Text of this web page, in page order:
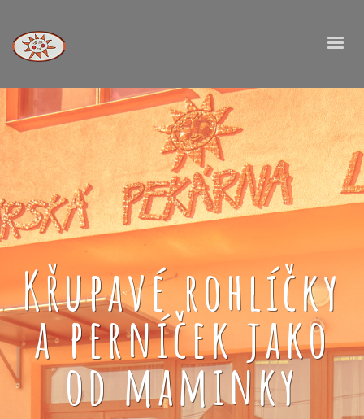
Křupavé rohlíčky
a perníček jako
od maminky